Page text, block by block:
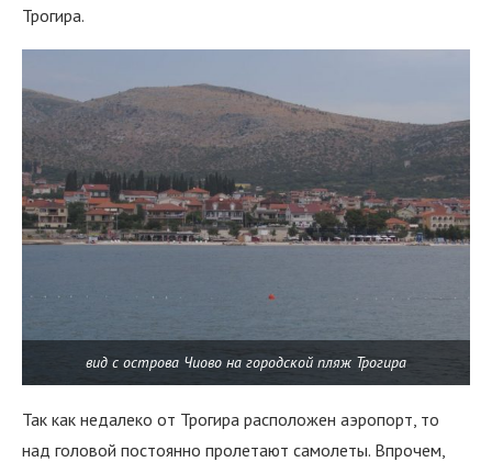
Трогира.
вид с острова Чиово на городской пляж Трогира
Так как недалеко от Трогира расположен аэропорт, то
над головой постоянно пролетают самолеты. Впрочем,